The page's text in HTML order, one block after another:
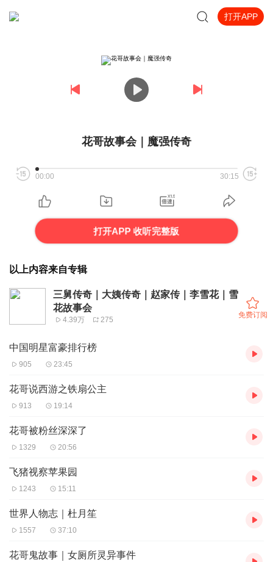
打开APP
花哥故事会｜魔强传奇
00:00 30:15
打开APP 收听完整版
以上内容来自专辑
三舅传奇｜大姨传奇｜赵家传｜李雪花｜雪
花故事会
4.39万 275
免费订阅
中国明星富豪排行榜
905 23:45
花哥说西游之铁扇公主
913 19:14
花哥被粉丝深深了
1329 20:56
飞猪视察苹果园
1243 15:11
世界人物志｜杜月笙
1557 37:10
花哥鬼故事｜女厕所灵异事件